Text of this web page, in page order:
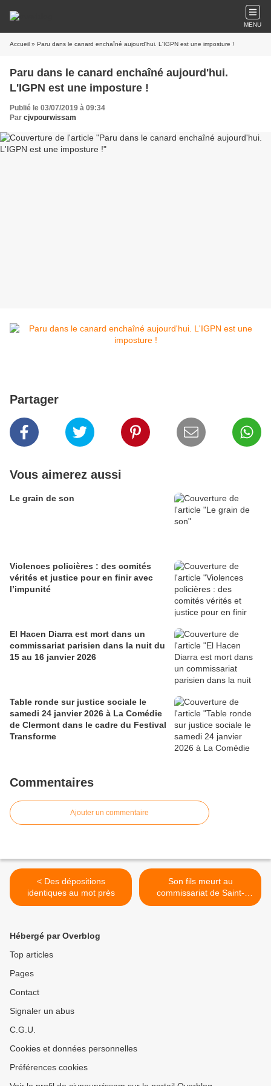
MENU
Accueil » Paru dans le canard enchaîné aujourd'hui. L'IGPN est une imposture !
Paru dans le canard enchaîné aujourd'hui.
L'IGPN est une imposture !
Publié le 03/07/2019 à 09:34
Par cjvpourwissam
Partager
Vous aimerez aussi
Le grain de son
Violences policières : des comités
vérités et justice pour en finir avec
l’impunité
El Hacen Diarra est mort dans un
commissariat parisien dans la nuit du
15 au 16 janvier 2026
Table ronde sur justice sociale le
samedi 24 janvier 2026 à La Comédie
de Clermont dans le cadre du Festival
Transforme
Commentaires
Ajouter un commentaire
< Des dépositions
identiques au mot près
Son fils meurt au
commissariat de Saint-
Malo, il veut " faire éclater
Hébergé par Overblog
Top articles
Pages
Contact
Signaler un abus
C.G.U.
Cookies et données personnelles
Préférences cookies